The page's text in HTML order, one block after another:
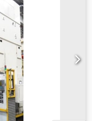
мм Давление
в ползуне 150 мм
мм Объем масла
Csdszrpt Ijpfx Aanoha
над полом 7,0
2005: прежняя
до ZE
С
в столе и
— видео у